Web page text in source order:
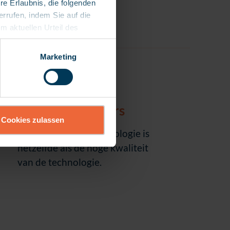
Erlaubnis, die folgenden
indem Sie auf die
aktuellen Urteil des
ein Risiko für den
US-Behörden zu
werden
Marketing
Cookies zulassen
540.000+
patiëntendossiers
Hoe dan ook, de technologie is
hetzelfde als de hoge kwaliteit
van de technologie.